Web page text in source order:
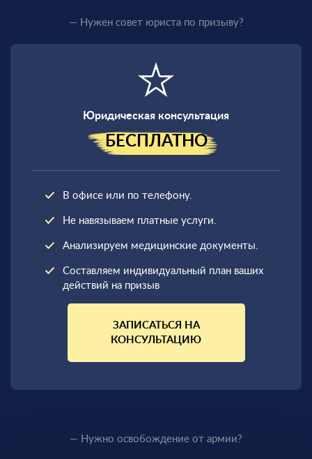
— Нужен совет юриста по призыву?
Юридическая консультация
БЕСПЛАТНО
В офисе или по телефону.
Не навязываем платные услуги.
Анализируем медицинские документы.
Составляем индивидуальный план ваших
действий на призыв
ЗАПИСАТЬСЯ НА
КОНСУЛЬТАЦИЮ
— Нужно освобождение от армии?